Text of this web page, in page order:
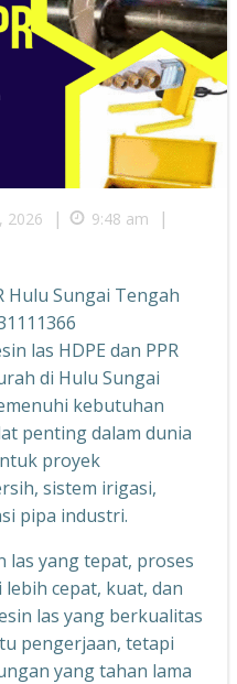
2026 | 9:48 am |
Hulu Sungai Tengah
las HDPE dan PPR
di Hulu Sungai
kebutuhan
penting dalam dunia
proyek
sistem irigasi,
pipa industri.
las yang tepat, proses
cepat, kuat, dan
las yang berkualitas
pengerjaan, tetapi
yang tahan lama